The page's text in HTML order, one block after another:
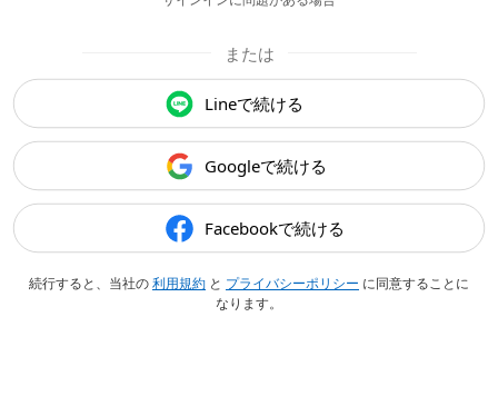
または
Lineで続ける
Googleで続ける
Facebookで続ける
続行すると、当社の利用規約 と プライバシーポリシー に同意することに
なります。